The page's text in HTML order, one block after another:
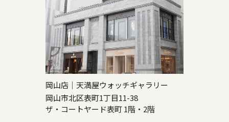
岡山店｜天満屋ウォッチギャラリー
岡山市北区表町1丁目11-38
ザ・コートヤード表町 1階・2階